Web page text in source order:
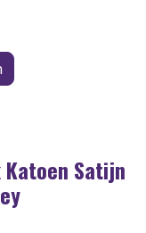
Satijn